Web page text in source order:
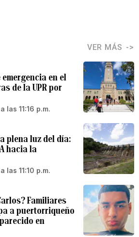
VER MÁS
en el
de la UPR por
las 11:16 p.m.
plena luz del día:
hacia la
las 11:10 p.m.
Familiares
a puertorriqueño
en